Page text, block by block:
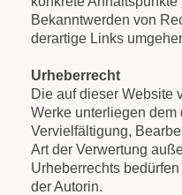
Bekanntwerden von
derartige Links
Urheberrecht
Die auf dieser Website
Werke unterliegen dem
Vervielfältigung,
Art der Verwertung
Urheberrechts
der Autorin.